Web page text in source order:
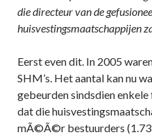
die directeur van de
huisvestingsmaatschappijen
Eerst even dit. In 2005
SHM’s. Het aantal kan nu
gebeurden sindsdien
dat die
mÃ©Ã©r bestuurders